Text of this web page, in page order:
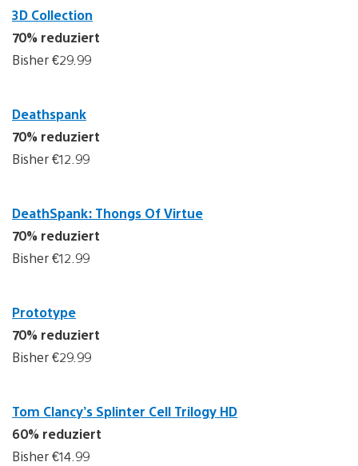
3D Collection
70% reduziert
Bisher €29.99
Deathspank
70% reduziert
Bisher €12.99
DeathSpank: Thongs Of Virtue
70% reduziert
Bisher €12.99
Prototype
70% reduziert
Bisher €29.99
Tom Clancy’s Splinter Cell Trilogy HD
60% reduziert
Bisher €14.99